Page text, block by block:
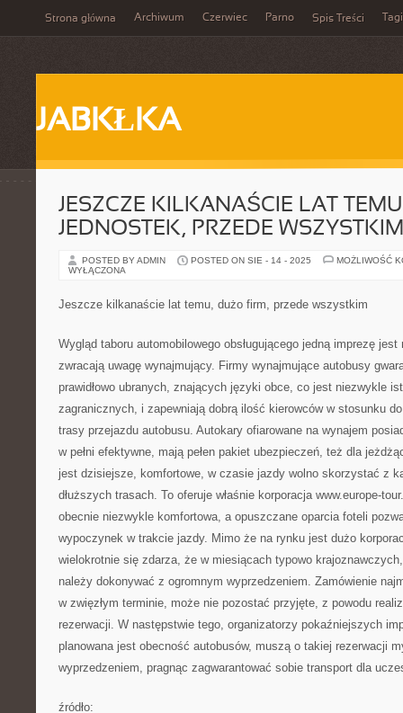
Strona główna Archiwum Czerwiec Parno Spis Treści Tagi
JABKŁKA
JESZCZE KILKANAŚCIE LAT
JEDNOSTEK, PRZEDE WSZYSTKIM
POSTED BY ADMIN POSTED ON SIE - 14 - 2025
MOŻLIWOŚĆ
WYŁĄCZONA
Jeszcze kilkanaście lat temu, dużo firm, przede wszystkim
Wygląd taboru automobilowego obsługującego jedną imprezę
zwracają uwagę wynajmujący. Firmy wynajmujące autobusy
prawidłowo ubranych, znających języki obce, co jest niezwykle
zagranicznych, i zapewniają dobrą ilość kierowców w stosunku
trasy przejazdu autobusu. Autokary ofiarowane na wynajem
w pełni efektywne, mają pełen pakiet ubezpieczeń, też dla
jest dzisiejsze, komfortowe, w czasie jazdy wolno skorzystać z
dłuższych trasach. To oferuje właśnie korporacja www.europe-
obecnie niezwykle komfortowa, a opuszczane oparcia foteli
wypoczynek w trakcie jazdy. Mimo że na rynku jest dużo
wielokrotnie się zdarza, że w miesiącach typowo
należy dokonywać z ogromnym wyprzedzeniem. Zamówienie
w zwięzłym terminie, może nie pozostać przyjęte, z powodu
rezerwacji. W następstwie tego, organizatorzy pokaźniejszych
planowana jest obecność autobusów, muszą o takiej rezerwacji
wyprzedzeniem, pragnąc zagwarantować sobie transport dla
źródło: